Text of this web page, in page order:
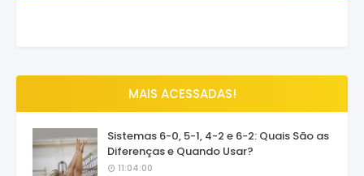
MAIS ACESSADAS!
Sistemas 6-0, 5-1, 4-2 e 6-2: Quais São as
Diferenças e Quando Usar?
11:04:00